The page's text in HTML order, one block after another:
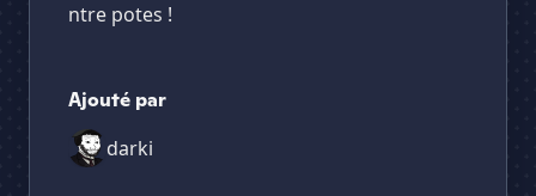
ntre potes !
Ajouté par
darki